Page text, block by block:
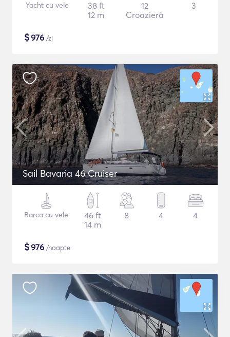
Yacht cu vele
38 ft
12 m
12
Croazieră
3
$976 /zi
Sail Bavaria 46 Cruiser
Barca cu vele
46 ft
14 m
8 4 4
$976 /noapte